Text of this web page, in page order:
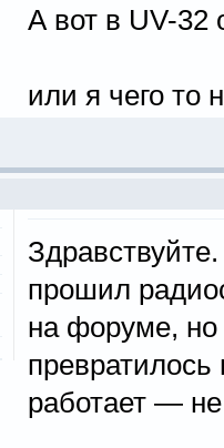
А вот в UV-32
или я чего то
прошил
на форуме, но
работает — не